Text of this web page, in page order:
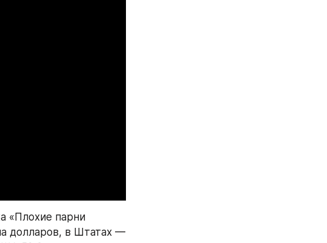
«Плохие парни
долларов, в Штатах —